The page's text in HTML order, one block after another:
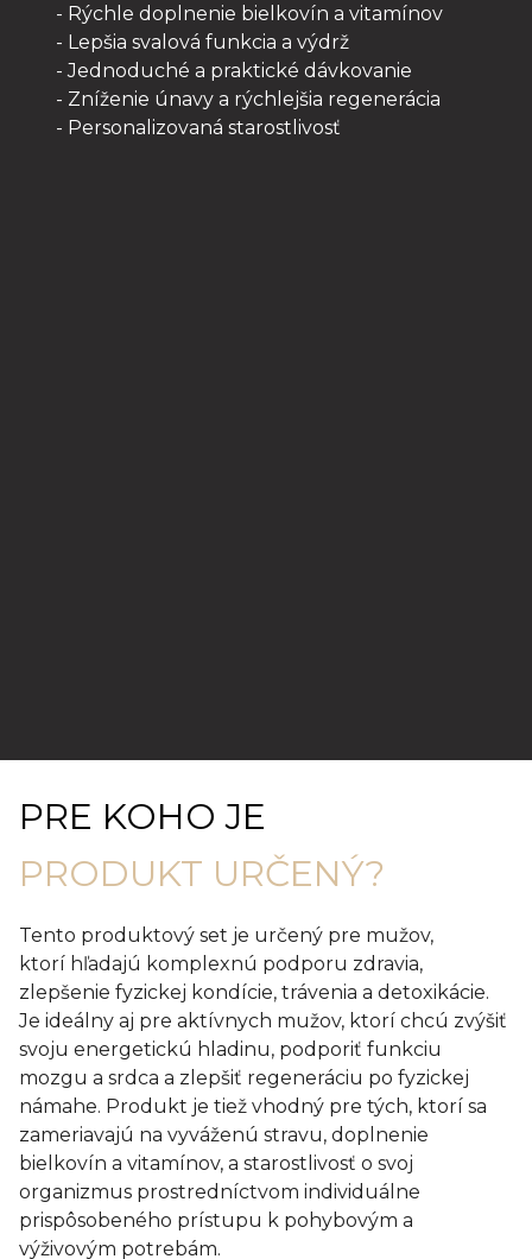
- Rýchle doplnenie bielkovín a vitamínov
- Lepšia svalová funkcia a výdrž
- Jednoduché a praktické dávkovanie
- Zníženie únavy a rýchlejšia regenerácia
- Personalizovaná starostlivosť
PRE KOHO JE
PRODUKT URČENÝ?
Tento produktový set je určený pre mužov,
ktorí hľadajú komplexnú podporu zdravia,
zlepšenie fyzickej kondície, trávenia a detoxikácie.
Je ideálny aj pre aktívnych mužov, ktorí chcú zvýšiť
svoju energetickú hladinu, podporiť funkciu
mozgu a srdca a zlepšiť regeneráciu po fyzickej
námahe. Produkt je tiež vhodný pre tých, ktorí sa
zameriavajú na vyváženú stravu, doplnenie
bielkovín a vitamínov, a starostlivosť o svoj
organizmus prostredníctvom individuálne
prispôsobeného prístupu k pohybovým a
výživovým potrebám.